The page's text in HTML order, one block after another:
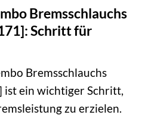
Bremsschlauchs
Schritt für
Bremsschlauchs
ein wichtiger Schritt,
zu erzielen.